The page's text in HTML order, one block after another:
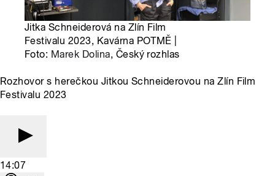
Jitka Schneiderová na Zlín Film
Festivalu 2023, Kavárna POTMĚ |
Foto: Marek Dolina, Český rozhlas
Rozhovor s herečkou Jitkou Schneiderovou na Zlín Film
Festivalu 2023
14:07